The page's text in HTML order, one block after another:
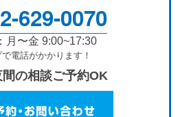
629-0070
月〜金 9:00~17:30
電話がかかります！
の相談ご予約OK